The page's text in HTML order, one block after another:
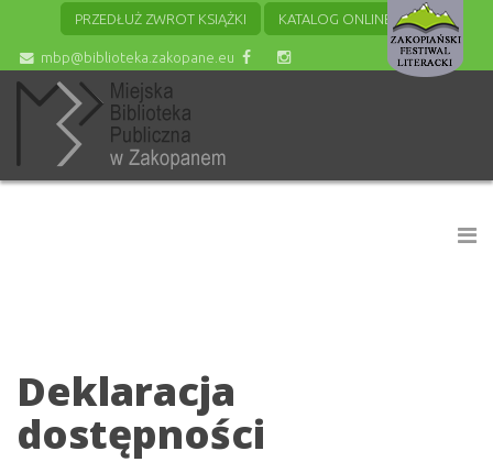
PRZEDŁUŻ ZWROT KSIĄŻKI KATALOG ONLINE
mbp@biblioteka.zakopane.eu
Deklaracja
dostępności